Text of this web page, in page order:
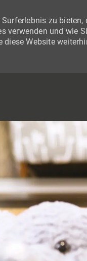
zu
verwenden und wie
Website